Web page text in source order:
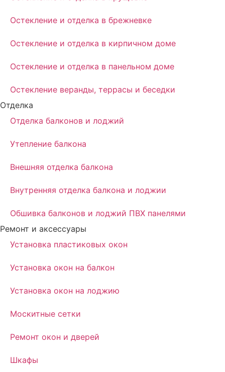
Остекление и отделка в брежневке
Остекление и отделка в кирпичном доме
Остекление и отделка в панельном доме
Остекление веранды, террасы и беседки
Отделка
Отделка балконов и лоджий
Утепление балкона
Внешняя отделка балкона
Внутренняя отделка балкона и лоджии
Обшивка балконов и лоджий ПВХ панелями
Ремонт и аксессуары
Установка пластиковых окон
Установка окон на балкон
Установка окон на лоджию
Москитные сетки
Ремонт окон и дверей
Шкафы